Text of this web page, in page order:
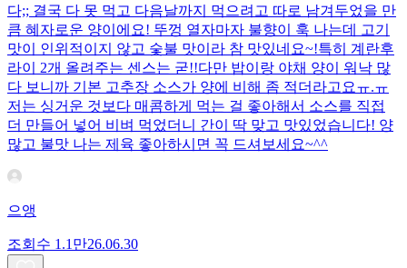
다;; 결국 다 못 먹고 다음날까지 먹으려고 따로 남겨두었을 만
큼 혜자로운 양이에요! 뚜껑 열자마자 불향이 훅 나는데 고기
맛이 인위적이지 않고 숯불 맛이라 참 맛있네요~!특히 계란후
라이 2개 올려주는 센스는 굳!! ​다만 밥이랑 야채 양이 워낙 많
다 보니까 기본 고추장 소스가 양에 비해 좀 적더라고요ㅠ.ㅠ
저는 싱거운 것보다 매콤하게 먹는 걸 좋아해서 소스를 직접
더 만들어 넣어 비벼 먹었더니 간이 딱 맞고 맛있었습니다! 양
많고 불맛 나는 제육 좋아하시면 꼭 드셔보세요~^^
으앵
조회수 1.1만26.06.30